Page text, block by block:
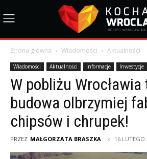
Strona główna Wiadomości Aktualności
Wiadomości Aktualności Informacje Inwestycje
W pobliżu
budowa olbrzymiej
chipsów i chrupek!
PRZEZ MAŁGORZATA BRASZKA 16 LUTEGO